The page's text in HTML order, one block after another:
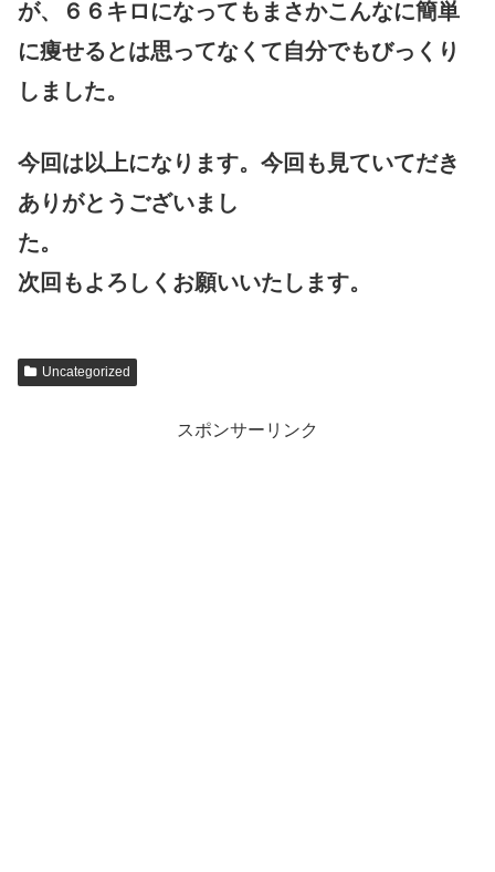
が、６６キロになってもまさかこんなに簡単
に痩せるとは思ってなくて自分でもびっくり
しました。
今回は以上になります。今回も見ていてだき
ありがとうございまし
た。
次回もよろしくお願いいたします。
Uncategorized
スポンサーリンク